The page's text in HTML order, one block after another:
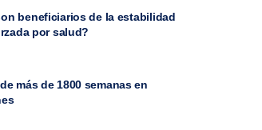
beneficiarios de la estabilidad
por salud?
más de 1800 semanas en